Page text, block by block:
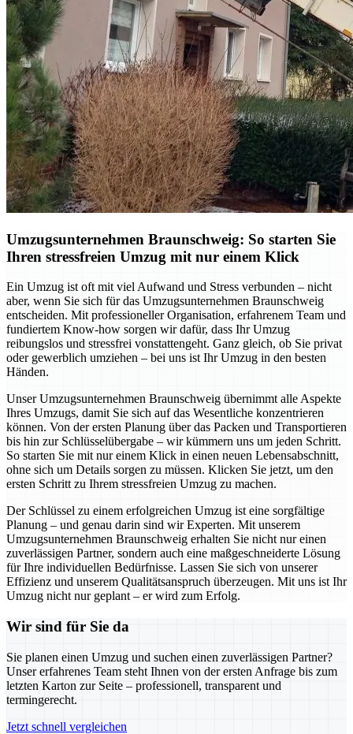
Umzugsunternehmen Braunschweig: So starten Sie
Ihren stressfreien Umzug mit nur einem Klick
Ein Umzug ist oft mit viel Aufwand und Stress verbunden – nicht
aber, wenn Sie sich für das Umzugsunternehmen Braunschweig
entscheiden. Mit professioneller Organisation, erfahrenem Team und
fundiertem Know-how sorgen wir dafür, dass Ihr Umzug
reibungslos und stressfrei vonstattengeht. Ganz gleich, ob Sie privat
oder gewerblich umziehen – bei uns ist Ihr Umzug in den besten
Händen.
Unser Umzugsunternehmen Braunschweig übernimmt alle Aspekte
Ihres Umzugs, damit Sie sich auf das Wesentliche konzentrieren
können. Von der ersten Planung über das Packen und Transportieren
bis hin zur Schlüsselübergabe – wir kümmern uns um jeden Schritt.
So starten Sie mit nur einem Klick in einen neuen Lebensabschnitt,
ohne sich um Details sorgen zu müssen. Klicken Sie jetzt, um den
ersten Schritt zu Ihrem stressfreien Umzug zu machen.
Der Schlüssel zu einem erfolgreichen Umzug ist eine sorgfältige
Planung – und genau darin sind wir Experten. Mit unserem
Umzugsunternehmen Braunschweig erhalten Sie nicht nur einen
zuverlässigen Partner, sondern auch eine maßgeschneiderte Lösung
für Ihre individuellen Bedürfnisse. Lassen Sie sich von unserer
Effizienz und unserem Qualitätsanspruch überzeugen. Mit uns ist Ihr
Umzug nicht nur geplant – er wird zum Erfolg.
Wir sind für Sie da
Sie planen einen Umzug und suchen einen zuverlässigen Partner?
Unser erfahrenes Team steht Ihnen von der ersten Anfrage bis zum
letzten Karton zur Seite – professionell, transparent und
termingerecht.
Jetzt schnell vergleichen